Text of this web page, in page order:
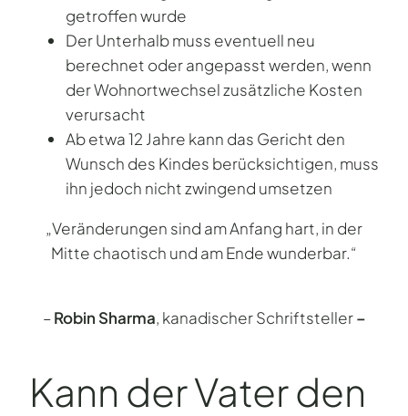
getroffen wurde
Der Unterhalb muss eventuell neu
berechnet oder angepasst werden, wenn
der Wohnortwechsel zusätzliche Kosten
verursacht
Ab etwa 12 Jahre kann das Gericht den
Wunsch des Kindes berücksichtigen, muss
ihn jedoch nicht zwingend umsetzen
„Veränderungen sind am Anfang hart, in der
Mitte chaotisch und am Ende wunderbar.“
–Robin Sharma, kanadischer Schriftsteller–
Kann der Vater den